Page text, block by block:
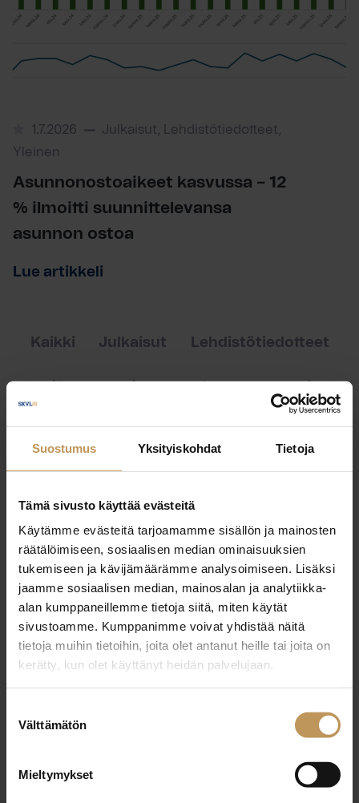
Suostumus Yksityiskohdat Tietoja
Tämä sivusto käyttää evästeitä
Käytämme evästeitä tarjoamamme sisällön ja mainosten
räätälöimiseen, sosiaalisen median ominaisuuksien
tukemiseen ja kävijämäärämme analysoimiseen. Lisäksi
jaamme sosiaalisen median, mainosalan ja analytiikka-
alan kumppaneillemme tietoja siitä, miten käytät
sivustoamme. Kumppanimme voivat yhdistää näitä
tietoja muihin tietoihin, joita olet antanut heille tai joita on
kerätty, kun olet käyttänyt heidän palvelujaan.
valinta
Välttämätön
Mieltymykset
1.7.2026
Julkaisut, Lehdistötiedotteet,
Yleinen
Asunnonostoaikeet kasvussa – 12
% ilmoitti suunnittelevansa
asunnon ostoa
Lue artikkeli
Kaikki Julkaisut Lehdistötiedotteet
22.4.2024
Lue artikkeli